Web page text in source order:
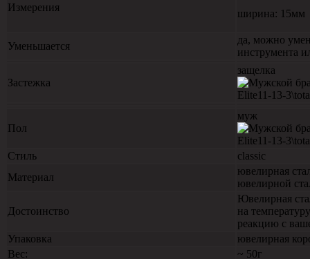
Измерения
ширина: 15мм
Уменьшается
да, можно
инструмента
Застежка
защелка
Пол
муж
Стиль
classic
Материал
ювелирная
ювелирной
Достоинство
Ювелирная
на
реакцию с
Упаковка
ювелирная
Вес:
~ 50г